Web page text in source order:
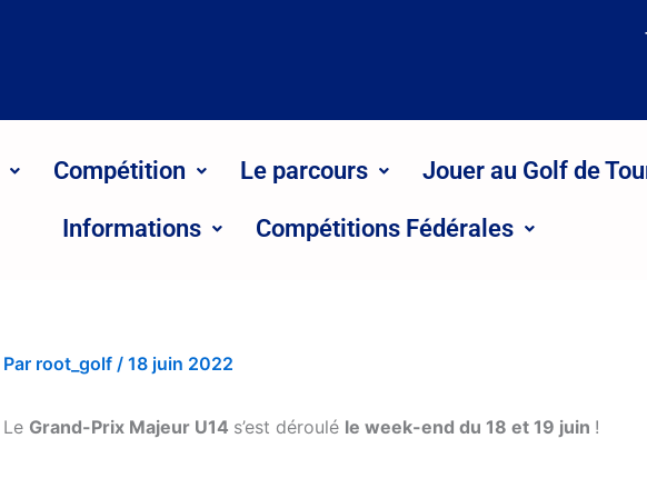
Compétition Le parcours Jouer au Golf de
Informations Compétitions Fédérales
Par root_golf / 18 juin 2022
Le Grand-Prix Majeur U14 s’est déroulé le week-end du 18 et 19 juin !